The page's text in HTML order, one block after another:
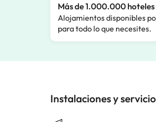
Más de 1.000.000
Alojamientos disponibles
para todo lo que necesites.
Instalaciones y